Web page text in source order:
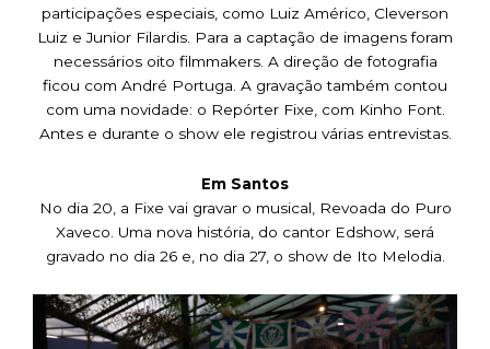
participações especiais, como Luiz Américo, Cleverson
Luiz e Junior Filardis. Para a captação de imagens foram
necessários oito filmmakers. A direção de fotografia
ficou com André Portuga. A gravação também contou
com uma novidade: o Repórter Fixe, com Kinho Font.
Antes e durante o show ele registrou várias entrevistas.
Em Santos
No dia 20, a Fixe vai gravar o musical, Revoada do Puro
Xaveco. Uma nova história, do cantor Edshow, será
gravado no dia 26 e, no dia 27, o show de Ito Melodia.